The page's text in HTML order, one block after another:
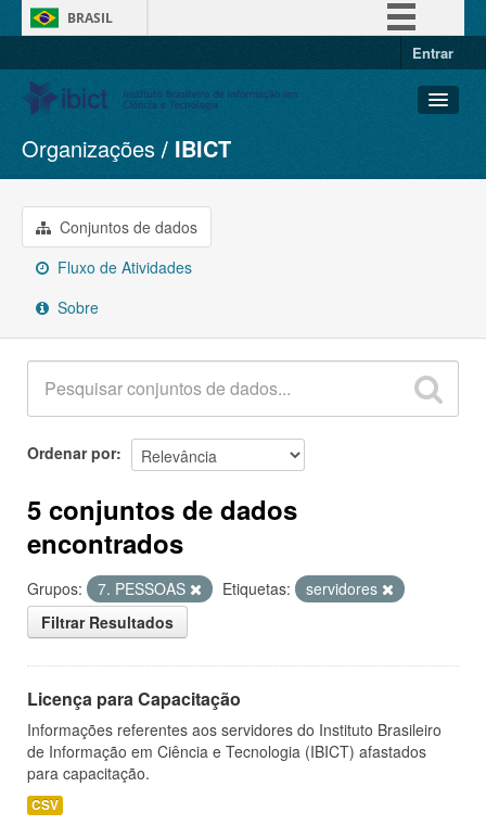
BRASIL
Entrar
Conjuntos de dados
Organizações
Grupos
Sobre
Organizações IBICT
Conjuntos de dados
Fluxo de Atividades
Sobre
Ordenar por
5 conjuntos de dados
encontrados
Grupos: 7. PESSOAS Etiquetas:
servidores
Filtrar Resultados
Licença para Capacitação
Informações referentes aos servidores do Instituto Brasileiro
de Informação em Ciência e Tecnologia (IBICT) afastados
para capacitação.
CSV